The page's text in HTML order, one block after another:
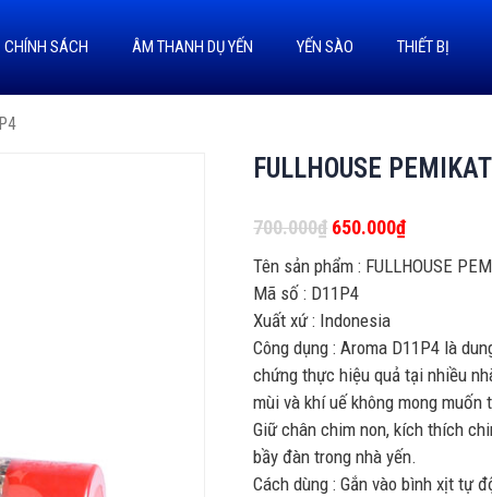
CHÍNH SÁCH ÂM THANH DỤ YẾN YẾN SÀO THIẾT BỊ
FULLHOUSE
700.000₫ 650.000₫
Tên sản phẩm : FULLHOUSE
Mã số : D11P4
Xuất xứ : Indonesia
Công dụng : Aroma D11P4 là
chứng thực hiệu quả tại nhiều
mùi và khí uế không mong
Giữ chân chim non, kích thích
bầy đàn trong nhà yến.
Cách dùng : Gắn vào bình xịt tự